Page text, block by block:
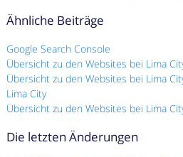
Ähnliche Beiträge
Google Search Console
Übersicht zu den Websites bei Lima
Übersicht zu den Websites bei Lima
Lima City
Übersicht zu den Websites bei Lima
Die letzten Änderungen